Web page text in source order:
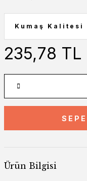
235,78 TL
Ürün Bilgisi